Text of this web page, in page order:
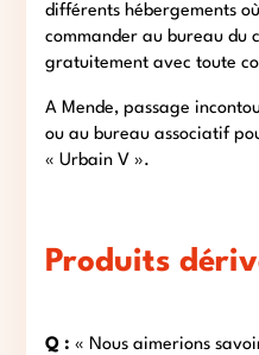
différents hébergements
commander au bureau du
gratuitement avec toute
A Mende, passage
ou au bureau associatif
« Urbain V ».
Produits
Q :« Nous aimerions